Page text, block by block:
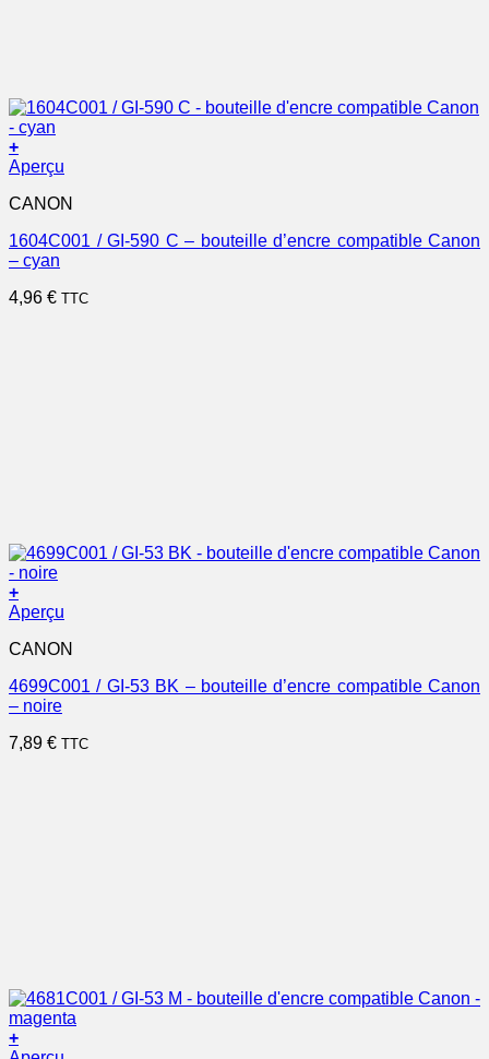
+
Aperçu
CANON
1604C001 / GI-590 C – bouteille d’encre compatible Canon
– cyan
4,96 € TTC
+
Aperçu
CANON
4699C001 / GI-53 BK – bouteille d’encre compatible Canon
– noire
7,89 € TTC
+